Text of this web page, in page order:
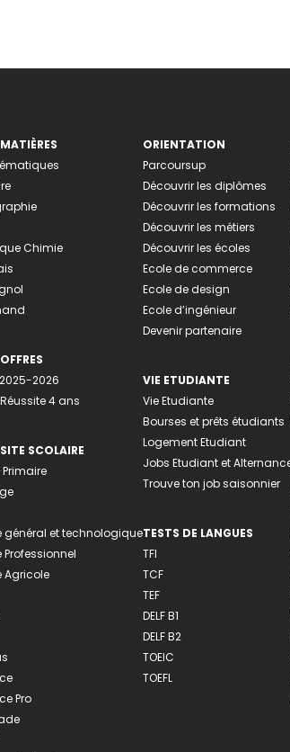
Chimie
2026
4 ans
SCOLAIRE
Primaire
général et technologique
Professionnel
Agricole
Pro
ORIENTATION
Parcoursup
Découvrir les diplômes
Découvrir les formations
Découvrir les métiers
Découvrir les écoles
Ecole de commerce
Ecole de design
Ecole d’ingénieur
Devenir partenaire
VIE ETUDIANTE
Vie Etudiante
Bourses et prêts étudiants
Logement Etudiant
Jobs Etudiant et
Trouve ton job saisonnier
TESTS DE LANGUES
TFI
TCF
TEF
DELF B1
DELF B2
TOEIC
TOEFL